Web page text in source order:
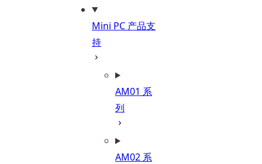
Mini PC 产品支
持
AM01 系
列
AM02 系